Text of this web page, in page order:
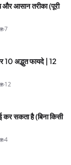
और आसान तरीका (पूरी
7
10 अद्भुत फायदे | 12
12
सकता है (बिना किसी
4